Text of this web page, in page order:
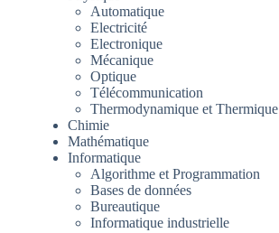
Automatique
Electricité
Electronique
Mécanique
Optique
Télécommunication
Thermodynamique et Thermique
Chimie
Mathématique
Informatique
Algorithme et Programmation
Bases de données
Bureautique
Informatique industrielle